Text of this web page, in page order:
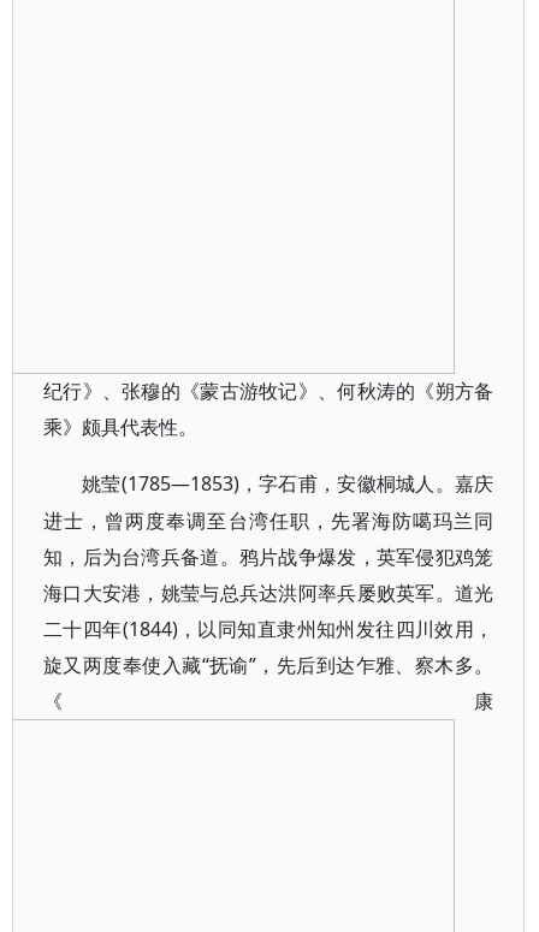
纪行》、张穆的《蒙古游牧记》、何秋涛的《朔方备
乘》颇具代表性。
姚莹(1785—1853)，字石甫，安徽桐城人。嘉庆
进士，曾两度奉调至台湾任职，先署海防噶玛兰同
知，后为台湾兵备道。鸦片战争爆发，英军侵犯鸡笼
海口大安港，姚莹与总兵达洪阿率兵屡败英军。道光
二十四年(1844)，以同知直隶州知州发往四川效用，
旋又两度奉使入藏“抚谕”，先后到达乍雅、察木多。
《康